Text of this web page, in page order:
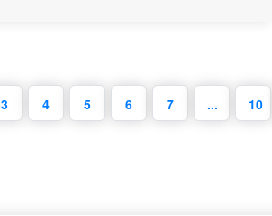
3 4 5 6 7 ... 10